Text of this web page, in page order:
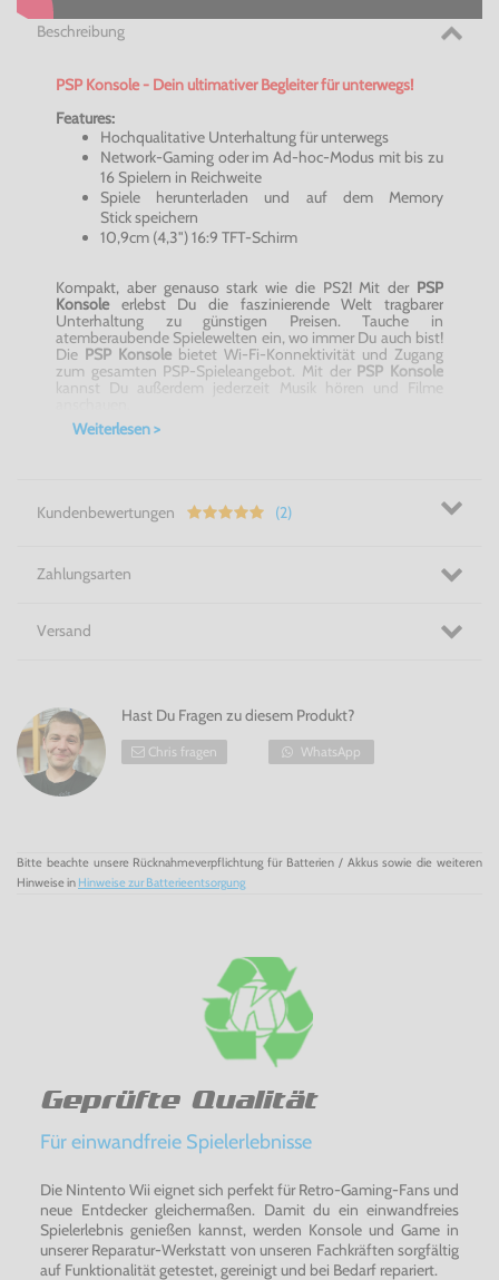
Beschreibung
PSP Konsole - Dein ultimativer Begleiter für unterwegs!
Features:
Hochqualitative Unterhaltung für unterwegs
Network-Gaming oder im Ad-hoc-Modus mit bis zu
16 Spielern in Reichweite
Spiele herunterladen und auf dem Memory
Stick speichern
10,9cm (4,3") 16:9 TFT-Schirm
Kompakt, aber genauso stark wie die PS2! Mit derPSP
Konsole erlebst Du die faszinierende Welt tragbarer
Unterhaltung zu günstigen Preisen. Tauche in
atemberaubende Spielewelten ein, wo immer Du auch bist!
Die PSP Konsole bietet Wi-Fi-Konnektivität und Zugang
zum gesamten PSP-Spieleangebot. Mit der PSP Konsole
kannst Du außerdem jederzeit Musik hören und Filme
Tragbare Faszination! - Die PSP Konsole
Weiterlesen >
Kundenbewertungen (2)
Zahlungsarten
Versand
Hast Du Fragen zu diesem Produkt?
Chris fragen WhatsApp
Bitte beachte unsere Rücknahmeverpflichtung für Batterien / Akkus sowie die weiteren
Hinweise in Hinweise zur Batterieentsorgung
Geprüfte Qualität
Für einwandfreie Spielerlebnisse
Die Nintento Wii eignet sich perfekt für Retro-Gaming-Fans und
neue Entdecker gleichermaßen. Damit du ein einwandfreies
Spielerlebnis genießen kannst, werden Konsole und Game in
unserer Reparatur-Werkstatt von unseren Fachkräften sorgfältig
auf Funktionalität getestet, gereinigt und bei Bedarf repariert.